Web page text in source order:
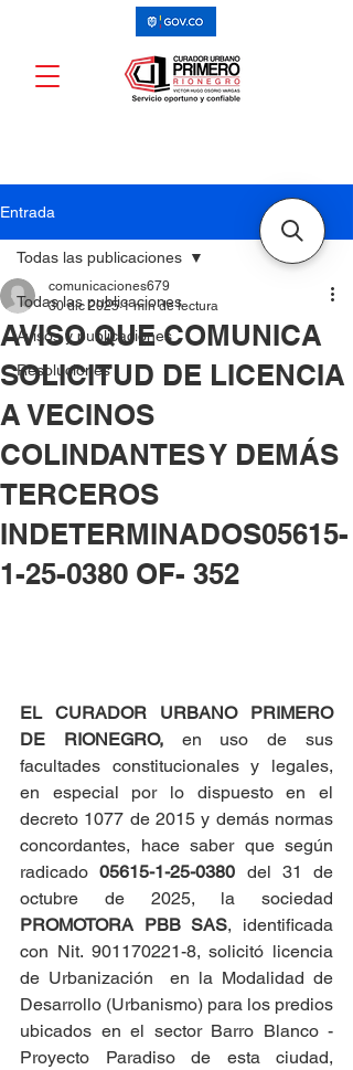
Entrada
Todas las publicaciones
Avisos y publicaciones
Resoluciones
Todas las publicaciones
AVISO QUE COMUNICA
SOLICITUD DE LICENCIA
A VECINOS
COLINDANTES Y DEMÁS
TERCEROS
INDETERMINADOS05615-
1-25-0380 OF- 352
comunicaciones679
30 dic 2025 1 min de lectura
EL CURADOR URBANO PRIMERO
DE RIONEGRO, en uso de sus
facultades constitucionales y legales,
en especial por lo dispuesto en el
decreto 1077 de 2015 y demás normas
concordantes, hace saber que según
radicado 05615-1-25-0380 del 31 de
PROMOTORA PBB SAS, identificada
con Nit. 901170221-8, solicitó licencia
de Urbanización  en la Modalidad de
Desarrollo (Urbanismo) para los predios
ubicados en el sector Barro Blanco -
Proyecto Paradiso de esta ciudad,